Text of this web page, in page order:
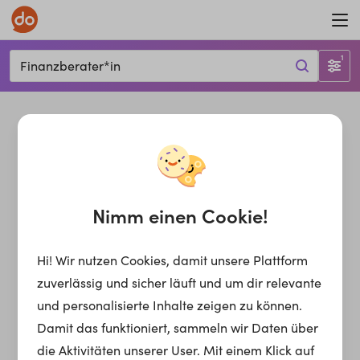
Finanzberater*in 1
Nimm einen Cookie!
Hi! Wir nutzen Cookies, damit unsere Plattform
zuverlässig und sicher läuft und um dir relevante
und personalisierte Inhalte zeigen zu können.
Damit das funktioniert, sammeln wir Daten über
die Aktivitäten unserer User. Mit einem Klick auf